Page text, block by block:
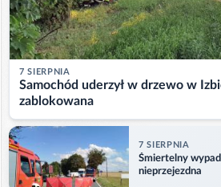
7 SIERPNIA
Samochód uderzył w drzewo w
zablokowana
7 SIERPNIA
Śmiertelny
nieprzejezdna